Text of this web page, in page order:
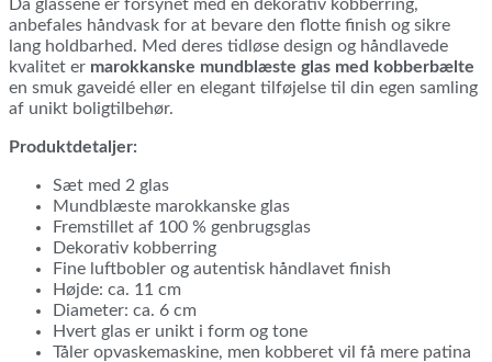
Da glassene er forsynet med en dekorativ kobberring,
anbefales håndvask for at bevare den flotte finish og sikre
lang holdbarhed. Med deres tidløse design og håndlavede
kvalitet er marokkanske mundblæste glas med kobberbælte
en smuk gaveidé eller en elegant tilføjelse til din egen samling
af unikt boligtilbehør.
Produktdetaljer:
Sæt med 2 glas
Mundblæste marokkanske glas
Fremstillet af 100 % genbrugsglas
Dekorativ kobberring
Fine luftbobler og autentisk håndlavet finish
Højde: ca. 11 cm
Diameter: ca. 6 cm
Hvert glas er unikt i form og tone
Tåler opvaskemaskine, men kobberet vil få mere patina